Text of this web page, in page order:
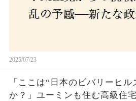
2025/07/23
「ここは“日本のビバリーヒ
か？」ユーミンも住む高級住